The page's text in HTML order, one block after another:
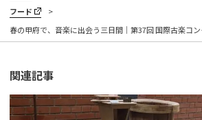
フード
春の甲府で、音楽に出会う三日間｜第37回 国際古楽コン
関連記事